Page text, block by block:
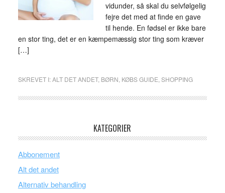
vidunder, så skal du selvfølgelig
fejre det med at finde en gave
til hende. En fødsel er ikke bare
en stor ting, det er en kæmpemæssig stor ting som kræver
[…]
SKREVET I:ALT DET ANDET, BØRN KØBS GUIDE SHOPPING
KATEGORIER
Abbonement
Alt det andet
Alternativ behandling